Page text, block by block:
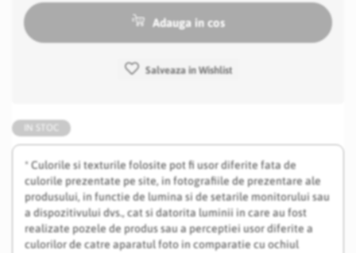
* Culorile si texturile folosite pot fi usor diferite fata de
culorile prezentate pe site, in fotografiile de prezentare ale
produsului, in functie de lumina si de setarile monitorului sau
a dispozitivului dvs., cat si datorita luminii in care au fost
realizate pozele de produs sau a perceptiei usor diferite a
culorilor de catre aparatul foto in comparatie cu ochiul
Adauga in cos
Salveaza in Wishlist